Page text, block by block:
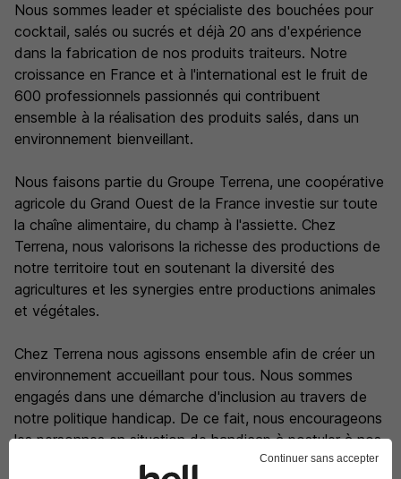
Nous sommes leader et spécialiste des bouchées pour
cocktail, salés ou sucrés et déjà 20 ans d'expérience
dans la fabrication de nos produits traiteurs. Notre
croissance en France et à l'international est le fruit de
600 professionnels passionnés qui contribuent
ensemble à la réalisation des produits salés, dans un
environnement bienveillant.
Nous faisons partie du Groupe Terrena, une coopérative
agricole du Grand Ouest de la France investie sur toute
la chaîne alimentaire, du champ à l'assiette. Chez
Terrena, nous valorisons la richesse des productions de
notre territoire tout en soutenant la diversité des
agricultures et les synergies entre productions animales
et végétales.
Chez Terrena nous agissons ensemble afin de créer un
environnement accueillant pour tous. Nous sommes
engagés dans une démarche d'inclusion au travers de
notre politique handicap. De ce fait, nous encourageons
les personnes en situation de handicap à postuler à nos
Continuer sans accepter